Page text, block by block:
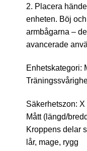
2. Placera
enheten. Böj
armbågarna –
avancerade
Enhetskategori:
Säkerhetszon: X
Mått (längd/
Kroppens delar
lår, mage, rygg